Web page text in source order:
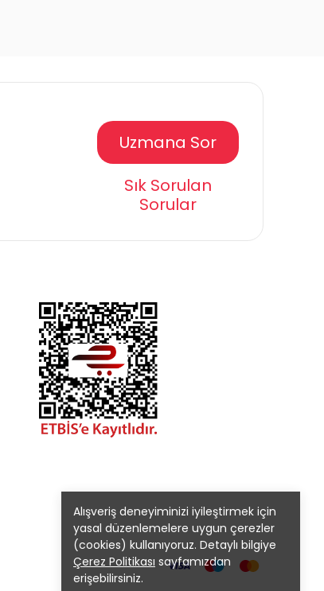
Alışveriş deneyiminizi iyileştirmek için
yasal düzenlemelere uygun çerezler
(cookies) kullanıyoruz. Detaylı bilgiye
Çerez Politikası sayfamızdan
erişebilirsiniz.
Uzmana Sor
Sık Sorulan
Sorular